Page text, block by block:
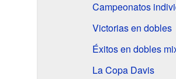
Campeonatos
Victorias en dobles
Éxitos en dobles
La Copa Davis